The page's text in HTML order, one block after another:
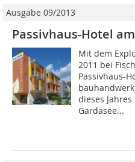
Ausgabe 09/2013
Passivhaus-Hotel
Mit dem
2011 bei
Passivhaus-
dieses
Gardasee...